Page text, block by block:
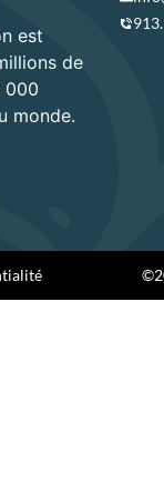
est
de
000
monde.